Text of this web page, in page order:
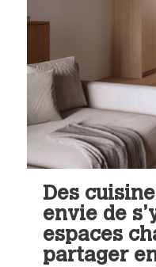
Des
envie de
espaces
partager